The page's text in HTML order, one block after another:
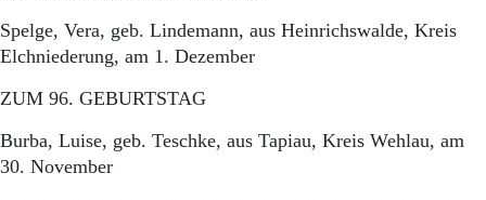
Impressum
Datenschutz
Spelge, Vera, geb. Lindemann, aus Heinrichswalde, Kreis
Elchniederung, am 1. Dezember
ZUM 96. GEBURTSTAG
Burba, Luise, geb. Teschke, aus Tapiau, Kreis Wehlau, am
30. November